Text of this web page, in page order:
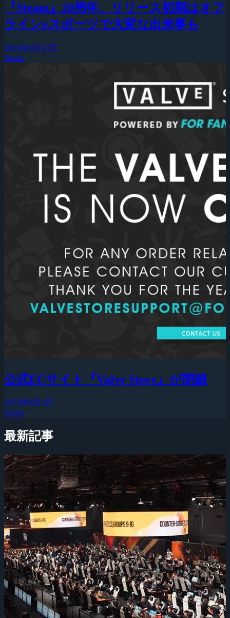
『Steam』20周年、リリース初期はオフ
ラインeスポーツで大変な出来事も
2023年9月13日
Steam
公式ECサイト『Valve Store』が閉鎖
2023年8月1日
Steam
最新記事